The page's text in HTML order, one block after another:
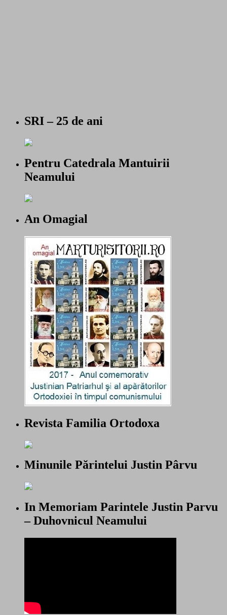
SRI – 25 de ani
Pentru Catedrala Mantuirii
Neamului
An Omagial
Revista Familia Ortodoxa
Minunile Părintelui Justin Pârvu
In Memoriam Parintele Justin Parvu
– Duhovnicul Neamului